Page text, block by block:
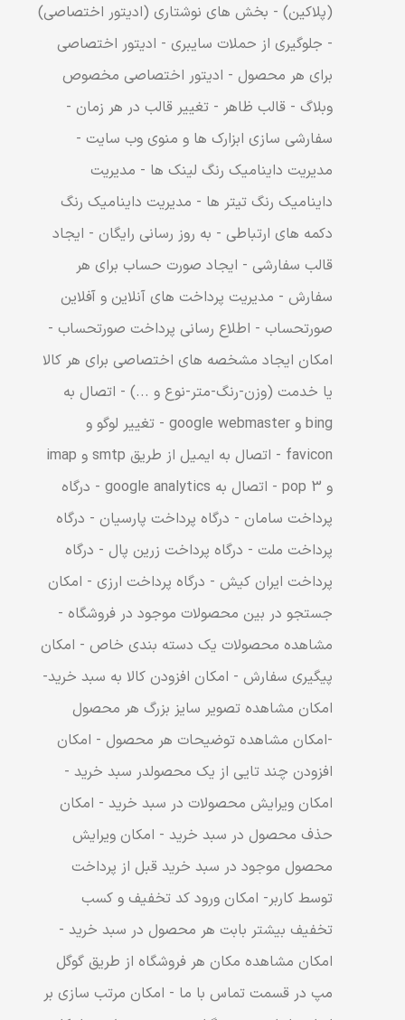
(پلاکین) - بخش های نوشتاری (ادیتور اختصاصی)
- جلوگیری از حملات سایبری - ادیتور اختصاصی
برای هر محصول - ادیتور اختصاصی مخصوص
وبلاگ - قالب ظاهر - تغییر قالب در هر زمان -
سفارشی سازی ابزارک ها و منوی وب سایت -
مدیریت داینامیک رنگ لینک ها - مدیریت
داینامیک رنگ تیتر ها - مدیریت داینامیک رنگ
دکمه های ارتباطی - به روز رسانی رایگان - ایجاد
قالب سفارشی - ایجاد صورت حساب برای هر
سفارش - مدیریت پرداخت های آنلاین و آفلاین
صورتحساب - اطلاع رسانی پرداخت صورتحساب -
امکان ایجاد مشخصه های اختصاصی برای هر کالا
یا خدمت (وزن-رنگ-متر-نوع و ...) - اتصال به
bing و google webmaster - تغییر لوگو و
favicon - اتصال به ایمیل از طریق smtp و imap
و pop 3 - اتصال به google analytics - درگاه
پرداخت سامان - درگاه پرداخت پارسیان - درگاه
پرداخت ملت - درگاه پرداخت زرین پال - درگاه
پرداخت ایران کیش - درگاه پرداخت ارزی - امکان
جستجو در بین محصولات موجود در فروشگاه -
مشاهده محصولات یک دسته بندی خاص - امکان
پیگیری سفارش - امکان افزودن کالا به سبد خرید-
امکان مشاهده تصویر سایز بزرگ هر محصول
-امکان مشاهده توضیحات هر محصول - امکان
افزودن چند تایی از یک محصولدر سبد خرید -
امکان ویرایش محصولات در سبد خرید - امکان
حذف محصول در سبد خرید - امکان ویرایش
محصول موجود در سبد خرید قبل از پرداخت
توسط کاربر- امکان ورود کد تخفیف و کسب
تخفیف بیشتر بابت هر محصول در سبد خرید -
امکان مشاهده مکان هر فروشگاه از طریق گوگل
مپ در قسمت تماس با ما - امکان مرتب سازی بر